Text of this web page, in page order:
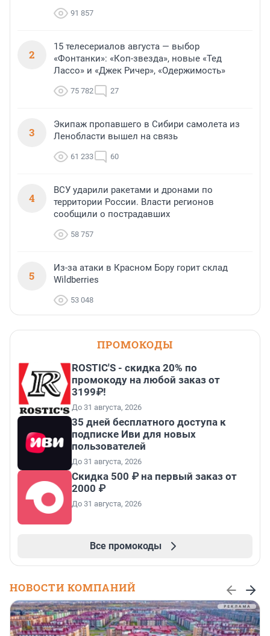
91 857
2
15 телесериалов августа — выбор
«Фонтанки»: «Коп-звезда», новые «Тед
Лассо» и «Джек Ричер», «Одержимость»
75 782 27
3
Экипаж пропавшего в Сибири самолета из
Ленобласти вышел на связь
61 233 60
4
ВСУ ударили ракетами и дронами по
территории России. Власти регионов
сообщили о пострадавших
58 757
5
Из-за атаки в Красном Бору горит склад
Wildberries
53 048
ПРОМОКОДЫ
ROSTIC'S - скидка 20% по
промокоду на любой заказ от
3199₽!
До 31 августа, 2026
35 дней бесплатного доступа к
подписке Иви для новых
пользователей
До 31 августа, 2026
Скидка 500 ₽ на первый заказ от
2000 ₽
До 31 августа, 2026
Все промокоды
НОВОСТИ КОМПАНИЙ